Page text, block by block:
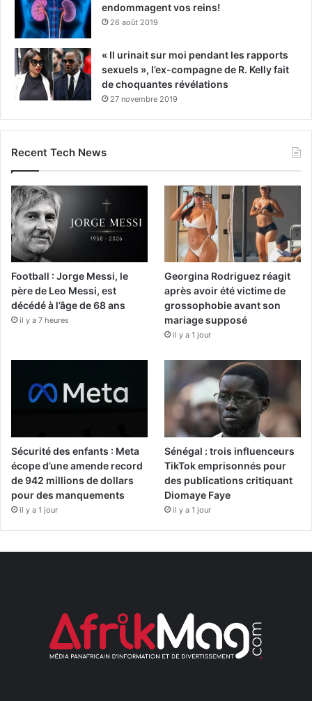
endommagent vos reins!
26 août 2019
« Il urinait sur moi pendant les rapports
sexuels », l’ex-compagne de R. Kelly fait
de choquantes révélations
27 novembre 2019
Recent Tech News
Football : Jorge Messi, le
père de Leo Messi, est
décédé à l’âge de 68 ans
il y a 7 heures
Georgina Rodriguez réagit
après avoir été victime de
grossophobie avant son
mariage supposé
il y a 1 jour
Sécurité des enfants : Meta
écope d’une amende record
de 942 millions de dollars
pour des manquements
il y a 1 jour
Sénégal : trois influenceurs
TikTok emprisonnés pour
des publications critiquant
Diomaye Faye
il y a 1 jour